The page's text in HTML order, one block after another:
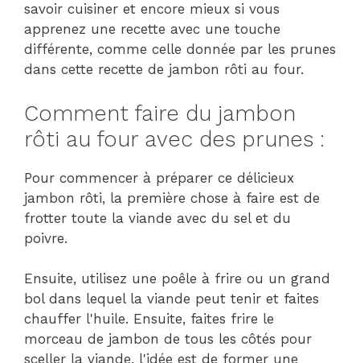
savoir cuisiner et encore mieux si vous
apprenez une recette avec une touche
différente, comme celle donnée par les prunes
dans cette recette de jambon rôti au four.
Comment faire du jambon
rôti au four avec des prunes :
Pour commencer à préparer ce délicieux
jambon rôti, la première chose à faire est de
frotter toute la viande avec du sel et du
poivre.
Ensuite, utilisez une poêle à frire ou un grand
bol dans lequel la viande peut tenir et faites
chauffer l'huile. Ensuite, faites frire le
morceau de jambon de tous les côtés pour
sceller la viande, l'idée est de former une